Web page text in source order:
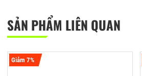
SẢN PHẨM LIÊN QUAN
Giảm 7%